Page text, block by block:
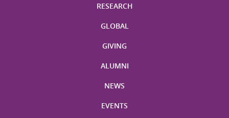
RESEARCH
GLOBAL
GIVING
ALUMNI
NEWS
EVENTS